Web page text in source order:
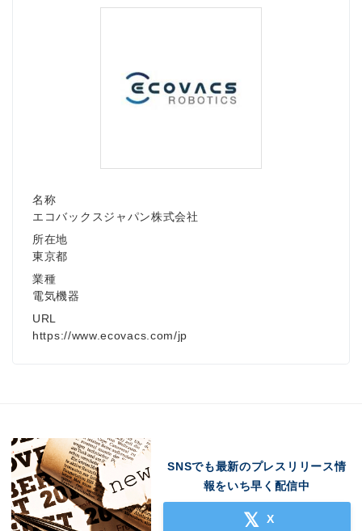
名称
エコバックスジャパン株式会社
所在地
東京都
業種
電気機器
URL
https://www.ecovacs.com/jp
SNSでも最新のプレスリリース情
報をいち早く配信中
X